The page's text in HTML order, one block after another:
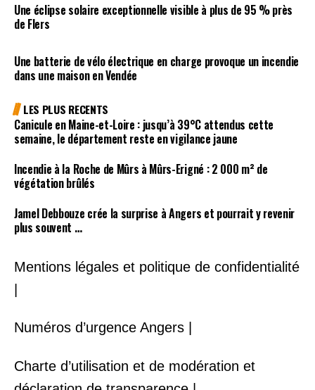
Une éclipse solaire exceptionnelle visible à plus de 95 % près
de Flers
Une batterie de vélo électrique en charge provoque un incendie
dans une maison en Vendée
LES PLUS RECENTS
Canicule en Maine-et-Loire : jusqu’à 39°C attendus cette
semaine, le département reste en vigilance jaune
Incendie à la Roche de Mûrs à Mûrs-Erigné : 2 000 m² de
végétation brûlés
Jamel Debbouze crée la surprise à Angers et pourrait y revenir
plus souvent …
Mentions légales et politique de confidentialité
|
Numéros d’urgence Angers |
Charte d’utilisation et de modération et